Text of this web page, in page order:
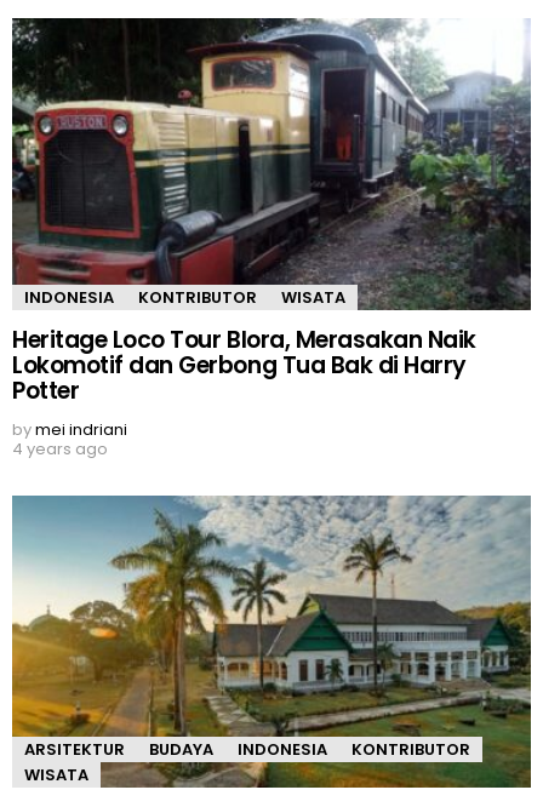
INDONESIA KONTRIBUTOR WISATA
Heritage Loco Tour Blora, Merasakan Naik
Lokomotif dan Gerbong Tua Bak di Harry
Potter
bymei indriani
4 years ago
ARSITEKTUR BUDAYA INDONESIA
KONTRIBUTOR
WISATA